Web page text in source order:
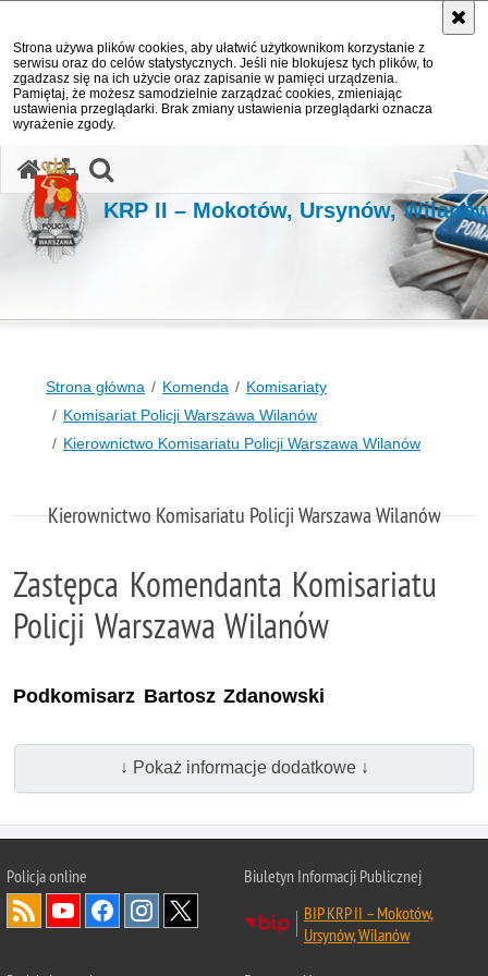
Strona używa plików cookies, aby ułatwić użytkownikom korzystanie z
serwisu oraz do celów statystycznych. Jeśli nie blokujesz tych plików, to
zgadzasz się na ich użycie oraz zapisanie w pamięci urządzenia.
Pamiętaj, że możesz samodzielnie zarządzać cookies, zmieniając
ustawienia przeglądarki. Brak zmiany ustawienia przeglądarki oznacza
wyrażenie zgody.
KRP II – Mokotów, Ursynów,
Strona główna Komenda
Komisariaty
Komisariat Policji Warszawa Wilanów
Kierownictwo Komisariatu Policji Warszawa Wilanów
Kierownictwo Komisariatu Policji Warszawa Wilanów
Zastępca Komendanta Komisariatu
Policji Warszawa Wilanów
Podkomisarz Bartosz Zdanowski
↓ Pokaż informacje dodatkowe ↓
Policja online
Biuletyn Informacji Publicznej
BIP KRP II – Mokotów,
Ursynów, Wilanów